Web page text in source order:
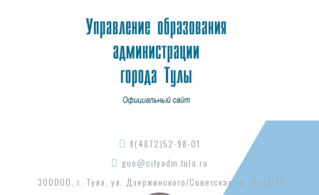
8(4872)52-98-01
guo@cityadm.tula.ru
300000, г. Тула, ул. Дзержинского/Советская, д. 15-17/73